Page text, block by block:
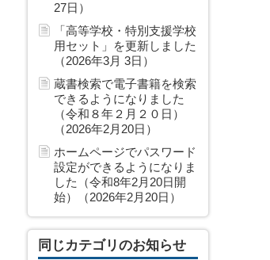
27日）
「高等学校・特別支援学校
用セット」を更新しました
（2026年3月 3日）
蔵書検索で電子書籍を検索
できるようになりました
（令和８年２月２０日）
（2026年2月20日）
ホームページでパスワード
設定ができるようになりま
した（令和8年2月20日開
始）（2026年2月20日）
同じカテゴリのお知らせ